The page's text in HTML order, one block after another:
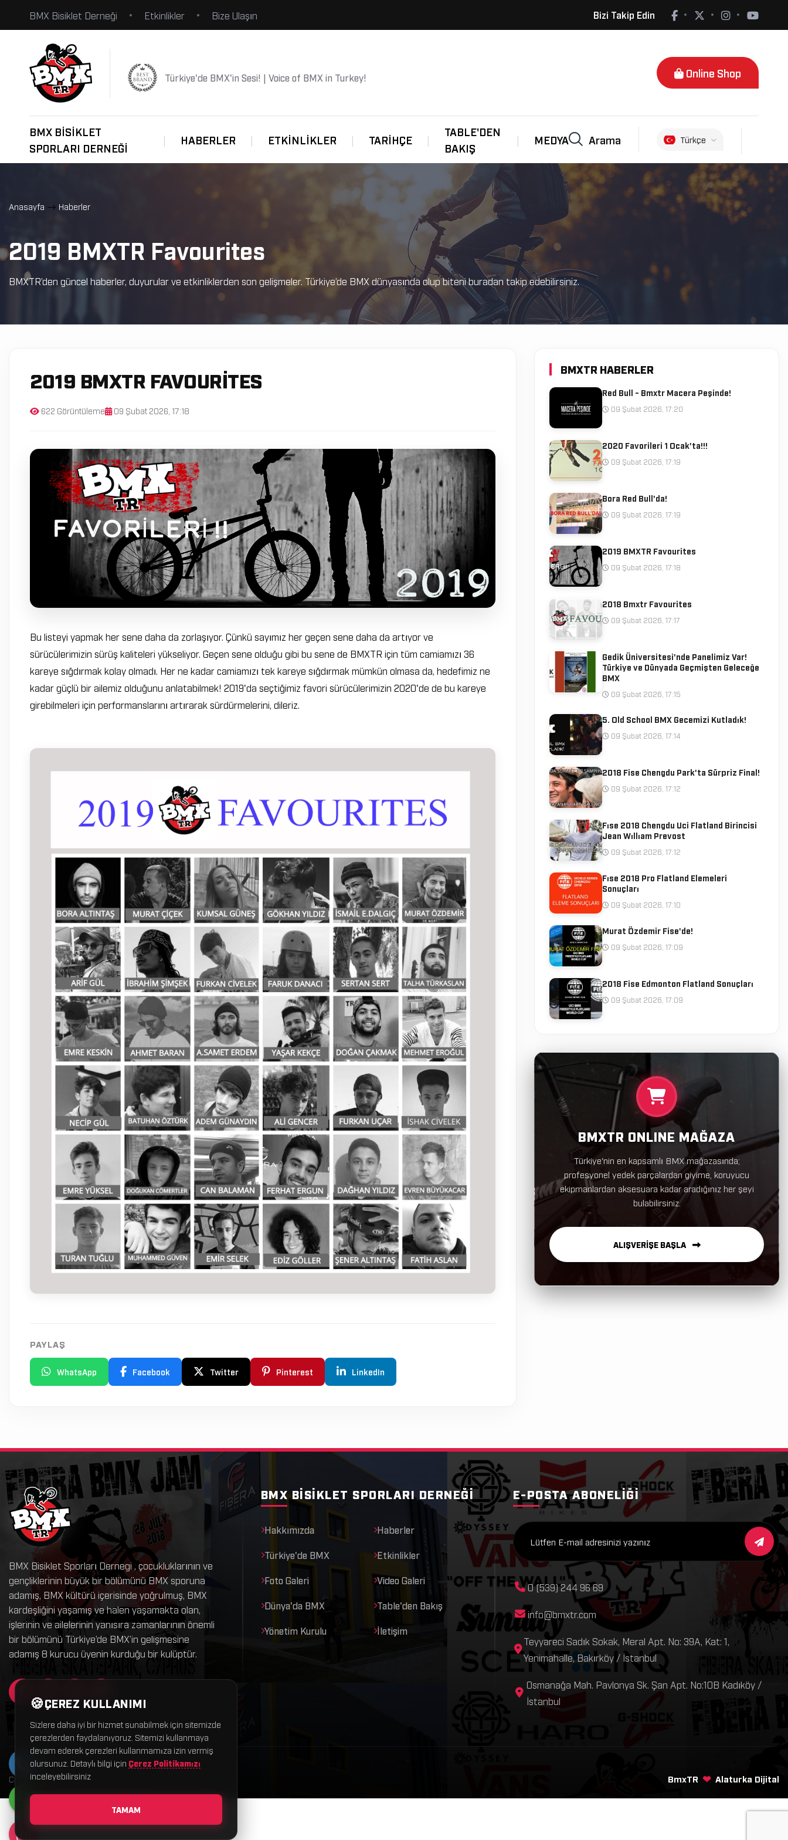
BMX Bisiklet Derneği Etkinlikler Bize Ulaşın Bizi Takip Edin
Türkiye'de BMX'in Sesi! | Voice of BMX in Turkey! Online Shop
BMX BISIKLET
SPORLARI DERNEĞI
HABERLER ETKINLIKLER TARIHÇE
TABLE'DEN
BAKIŞ
MEDYA Arama Türkçe
Anasayfa Haberler
2019 BMXTR Favourites
BMXTR’den güncel haberler, duyurular ve etkinliklerden son gelişmeler. Türkiye’de BMX dünyasında olup biteni buradan takip edebilirsiniz.
2019 BMXTR FAVOURITES
622 Görüntüleme 09 Şubat 2026, 17:18
Bu listeyi yapmak her sene daha da zorlaşıyor. Çünkü sayımız her geçen sene daha da artıyor ve
sürücülerimizin sürüş kaliteleri yükseliyor. Geçen sene olduğu gibi bu sene de BMXTR için tüm camiamızı 36
kareye sığdırmak kolay olmadı. Her ne kadar camiamızı tek kareye sığdırmak mümkün olmasa da, hedefimiz ne
kadar güçlü bir ailemiz olduğunu anlatabilmek! 2019'da seçtiğimiz favori sürücülerimizin 2020'de de bu kareye
girebilmeleri için performanslarını artırarak sürdürmelerini, dileriz.
PAYLAŞ
WhatsApp Facebook Twitter Pinterest LinkedIn
BMXTR HABERLER
Red Bull - Bmxtr Macera Peşinde!
09 Şubat 2026, 17:20
2020 Favorileri 1 Ocak'ta!!!
09 Şubat 2026, 17:19
Bora Red Bull'da!
09 Şubat 2026, 17:19
2019 BMXTR Favourites
09 Şubat 2026, 17:18
2018 Bmxtr Favourites
09 Şubat 2026, 17:17
Gedik Üniversitesi'nde Panelimiz Var!
Türkiye ve Dünyada Geçmişten Geleceğe
BMX
09 Şubat 2026, 17:15
5. Old School BMX Gecemizi Kutladık!
09 Şubat 2026, 17:14
2018 Fise Chengdu Park'ta Sürpriz Final!
09 Şubat 2026, 17:12
Fıse 2018 Chengdu Uci Flatland Birincisi
Jean Wıllıam Prevost
09 Şubat 2026, 17:12
Fıse 2018 Pro Flatland Elemeleri
Sonuçları
09 Şubat 2026, 17:10
Murat Özdemir Fise'de!
09 Şubat 2026, 17:09
2018 Fise Edmonton Flatland Sonuçları
09 Şubat 2026, 17:09
BMXTR ONLINE MAĞAZA
Türkiye'nin en kapsamlı BMX mağazasında;
profesyonel yedek parçalardan giyime, koruyucu
ekipmanlardan aksesuara kadar aradığınız her şeyi
bulabilirsiniz.
ALIŞVERİŞE BAŞLA
BMX Bisiklet Sporları Dernegi , çocukluklarının ve
gençliklerinin büyük bir bölümünü BMX sporuna
adamış, BMX kültürü içerisinde yoğrulmuş, BMX
kardeşliğini yaşamış ve halen yaşamakta olan,
işlerinin ve ailelerinin yanısıra zamanlarının önemli
bir bölümünü Türkiye’de BMX’in gelişmesine
adamış 8 kurucu üyenin kurduğu bir kulüptür.
BMX BISIKLET SPORLARI DERNEĞI
Hakkımızda Haberler
Türkiye'de BMX Etkinlikler
Foto Galeri Video Galeri
Dünya'da BMX Table'den Bakış
Yönetim Kurulu İletişim
E-POSTA ABONELIĞI
0 (539) 244 96 69
info@bmxtr.com
Teyyareci Sadık Sokak, Meral Apt. No: 39A, Kat: 1,
Yenimahalle, Bakırköy / İstanbul
Osmanağa Mah. Pavlonya Sk. Şan Apt. No:10B Kadıköy /
İstanbul
Copyright © 2026 BmxTR – Tüm hakları saklıdır. BmxTR ❤ Alaturka Dijital
ÇEREZ KULLANIMI
Sizlere daha iyi bir hizmet sunabilmek için sitemizde
çerezlerden faydalanıyoruz. Sitemizi kullanmaya
devam ederek çerezleri kullanmamıza izin vermiş
olursunuz. Detaylı bilgi için Çerez Politikamızı
inceleyebilirsiniz
TAMAM